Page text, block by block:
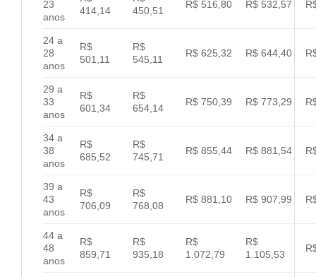
23
anos
414,14
450,51
R$ 516,80 R$ 532,57
24 a
28
anos
R$
501,11
R$
545,11
R$ 625,32 R$ 644,40
29 a
33
anos
R$
601,34
R$
654,14
R$ 750,39 R$ 773,29
34 a
38
anos
R$
685,52
R$
745,71
R$ 855,44 R$ 881,54
39 a
43
anos
R$
706,09
R$
768,08
R$ 881,10 R$ 907,99
44 a
48
anos
R$
859,71
R$
935,18
R$
1.072,79
R$
1.105,53